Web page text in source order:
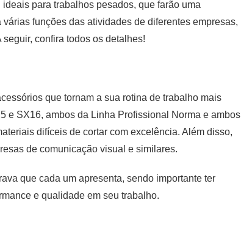
para trabalhos pesados, que farão uma
várias funções das atividades de diferentes empresas,
confira todos os detalhes!
que tornam a sua rotina de trabalho mais
e SX16, ambos da Linha Profissional Norma e ambos
difíceis de cortar com excelência. Além disso,
de comunicação visual e similares.
que cada um apresenta, sendo importante ter
e qualidade em seu trabalho.